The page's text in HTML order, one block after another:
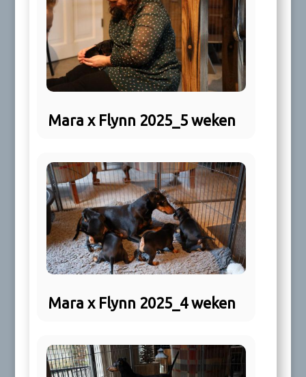
Mara x Flynn 2025_5 weken
Mara x Flynn 2025_4 weken